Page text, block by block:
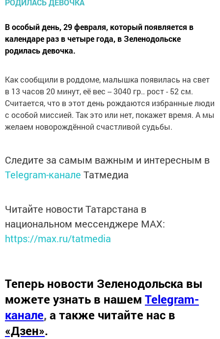
В особый день, 29 февраля, который появляется в
календаре раз в четыре года, в Зеленодольске
родилась девочка.
Как сообщили в роддоме, малышка появилась на свет
в 13 часов 20 минут, её вес -- 3040 гр.. рост - 52 см.
Считается, что в этот день рождаются избранные люди
с особой миссией. Так это или нет, покажет время. А мы
желаем новорождённой счастливой судьбы.
Следите за самым важным и интересным в
Telegram-канале Татмедиа
Читайте новости Татарстана в
национальном мессенджере MАХ:
https://max.ru/tatmedia
Теперь новости Зеленодольска вы
можете узнать в нашем Telegram-
канале, а также читайте нас в
«Дзен».